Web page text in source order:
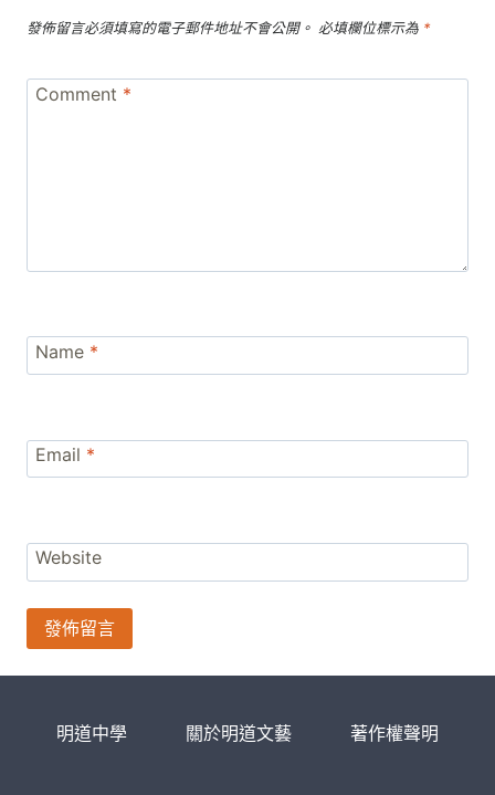
發佈留言必須填寫的電子郵件地址不會公開。 必填欄位標示為 *
Comment *
Name *
Email *
Website
明道中學 關於明道文藝 著作權聲明